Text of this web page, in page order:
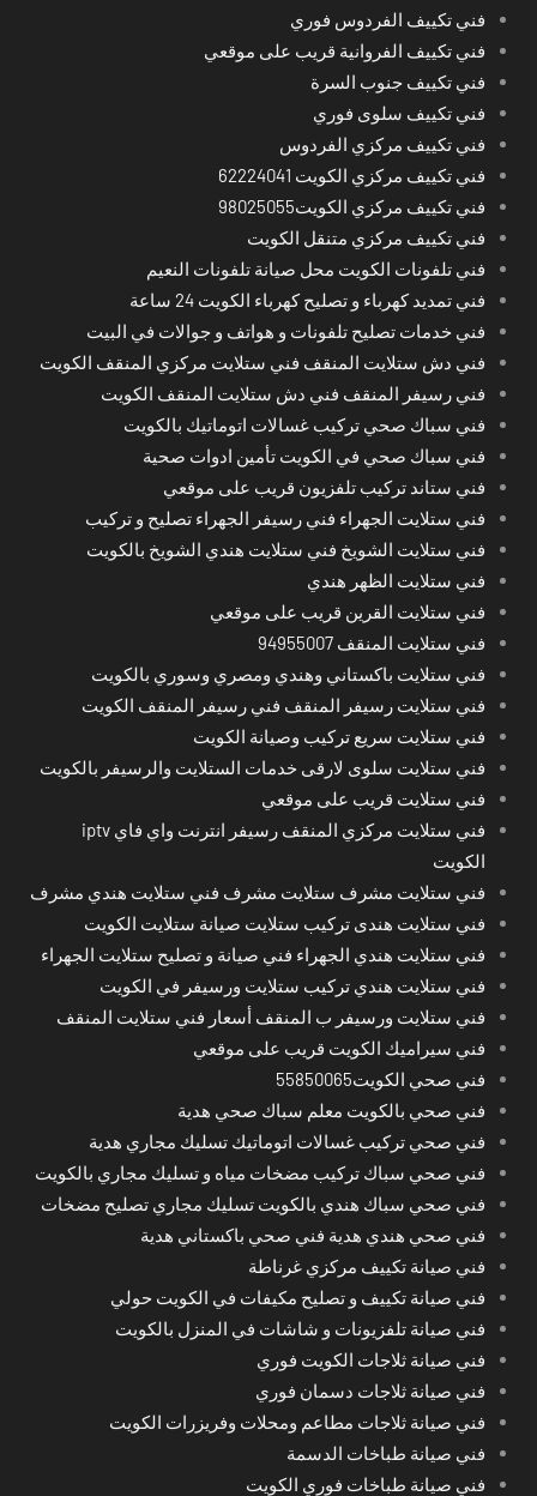
فني تكييف الفردوس فوري
فني تكييف الفروانية قريب على موقعي
فني تكييف جنوب السرة
فني تكييف سلوى فوري
فني تكييف مركزي الفردوس
فني تكييف مركزي الكويت 62224041
فني تكييف مركزي الكويت98025055
فني تكييف مركزي متنقل الكويت
فني تلفونات الكويت محل صيانة تلفونات النعيم
فني تمديد كهرباء و تصليح كهرباء الكويت 24 ساعة
فني خدمات تصليح تلفونات و هواتف و جوالات في البيت
فني دش ستلايت المنقف فني ستلايت مركزي المنقف الكويت
فني رسيفر المنقف فني دش ستلايت المنقف الكويت
فني سباك صحي تركيب غسالات اتوماتيك بالكويت
فني سباك صحي في الكويت تأمين ادوات صحية
فني ستاند تركيب تلفزيون قريب على موقعي
فني ستلايت الجهراء فني رسيفر الجهراء تصليح و تركيب
فني ستلايت الشويخ فني ستلايت هندي الشويخ بالكويت
فني ستلايت الظهر هندي
فني ستلايت القرين قريب على موقعي
فني ستلايت المنقف 94955007
فني ستلايت باكستاني وهندي ومصري وسوري بالكويت
فني ستلايت رسيفر المنقف فني رسيفر المنقف الكويت
فني ستلايت سريع تركيب وصيانة الكويت
فني ستلايت سلوى لارقى خدمات الستلايت والرسيفر بالكويت
فني ستلايت قريب على موقعي
فني ستلايت مركزي المنقف رسيفر انترنت واي فاي iptv
الكويت
فني ستلايت مشرف ستلايت مشرف فني ستلايت هندي مشرف
فني ستلايت هندى تركيب ستلايت صيانة ستلايت الكويت
فني ستلايت هندي الجهراء فني صيانة و تصليح ستلايت الجهراء
فني ستلايت هندي تركيب ستلايت ورسيفر في الكويت
فني ستلايت ورسيفر ب المنقف أسعار فني ستلايت المنقف
فني سيراميك الكويت قريب على موقعي
فني صحي الكويت55850065
فني صحي بالكويت معلم سباك صحي هدية
فني صحي تركيب غسالات اتوماتيك تسليك مجاري هدية
فني صحي سباك تركيب مضخات مياه و تسليك مجاري بالكويت
فني صحي سباك هندي بالكويت تسليك مجاري تصليح مضخات
فني صحي هندي هدية فني صحي باكستاني هدية
فني صيانة تكييف مركزي غرناطة
فني صيانة تكييف و تصليح مكيفات في الكويت حولي
فني صيانة تلفزيونات و شاشات في المنزل بالكويت
فني صيانة ثلاجات الكويت فوري
فني صيانة ثلاجات دسمان فوري
فني صيانة ثلاجات مطاعم ومحلات وفريزرات الكويت
فني صيانة طباخات الدسمة
فني صيانة طباخات فوري الكويت